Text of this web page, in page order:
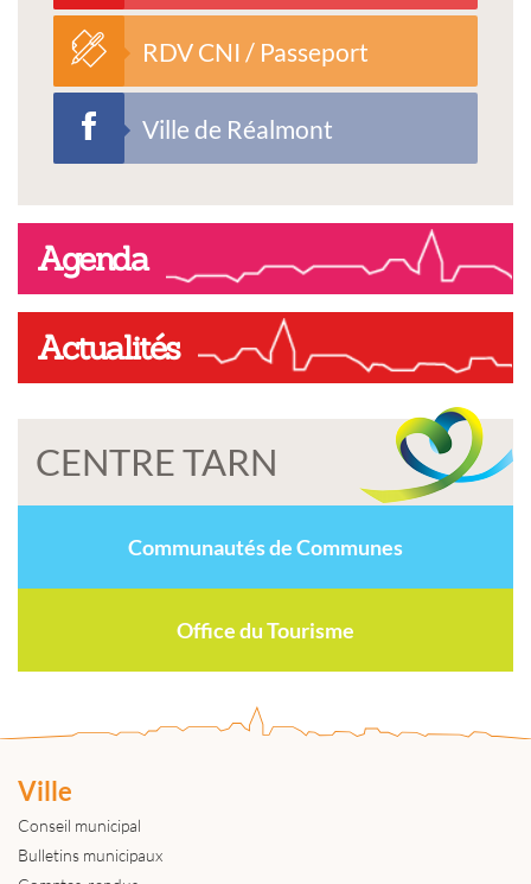
RDV CNI / Passeport
Ville de Réalmont
Agenda
Actualités
CENTRE TARN
Communautés de Communes
Office du Tourisme
Ville
Conseil municipal
Bulletins municipaux